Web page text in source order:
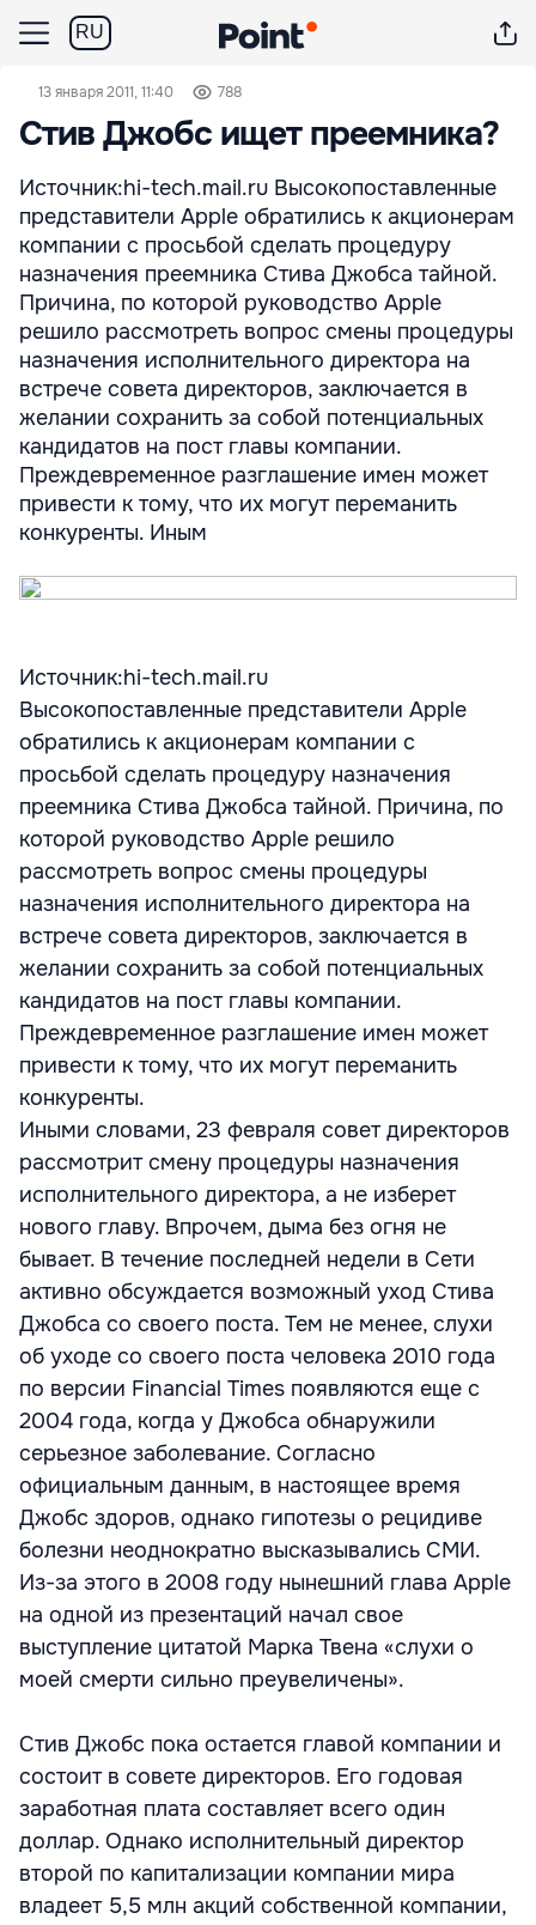
RU
13 января 2011, 11:40 788
Стив Джобс ищет преемника?
Источник:hi-tech.mail.ru Высокопоставленные
представители Apple обратились к акционерам
компании с просьбой сделать процедуру
назначения преемника Стива Джобса тайной.
Причина, по которой руководство Apple
решило рассмотреть вопрос смены процедуры
назначения исполнительного директора на
встрече совета директоров, заключается в
желании сохранить за собой потенциальных
кандидатов на пост главы компании.
Преждевременное разглашение имен может
привести к тому, что их могут переманить
конкуренты. Иным
Источник:hi-tech.mail.ru
Высокопоставленные представители Apple
обратились к акционерам компании с
просьбой сделать процедуру назначения
преемника Стива Джобса тайной. Причина, по
которой руководство Apple решило
рассмотреть вопрос смены процедуры
назначения исполнительного директора на
встрече совета директоров, заключается в
желании сохранить за собой потенциальных
кандидатов на пост главы компании.
Преждевременное разглашение имен может
привести к тому, что их могут переманить
конкуренты.
Иными словами, 23 февраля совет директоров
рассмотрит смену процедуры назначения
исполнительного директора, а не изберет
нового главу. Впрочем, дыма без огня не
бывает. В течение последней недели в Сети
активно обсуждается возможный уход Стива
Джобса со своего поста. Тем не менее, слухи
об уходе со своего поста человека 2010 года
по версии Financial Times появляются еще с
2004 года, когда у Джобса обнаружили
серьезное заболевание. Согласно
официальным данным, в настоящее время
Джобс здоров, однако гипотезы о рецидиве
болезни неоднократно высказывались СМИ.
Из-за этого в 2008 году нынешний глава Apple
на одной из презентаций начал свое
выступление цитатой Марка Твена «слухи о
моей смерти сильно преувеличены».
Стив Джобс пока остается главой компании и
состоит в совете директоров. Его годовая
заработная плата составляет всего один
доллар. Однако исполнительный директор
второй по капитализации компании мира
владеет 5,5 млн акций собственной компании,